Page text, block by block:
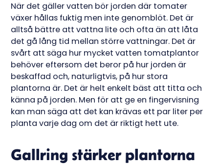
När det gäller vatten bör jorden där tomater
växer hållas fuktig men inte genomblöt. Det är
alltså bättre att vattna lite och ofta än att låta
det gå lång tid mellan större vattningar. Det är
svårt att säga hur mycket vatten tomatplantor
behöver eftersom det beror på hur jorden är
beskaffad och, naturligtvis, på hur stora
plantorna är. Det är helt enkelt bäst att titta och
känna på jorden. Men för att ge en fingervisning
kan man säga att det kan krävas ett par liter per
planta varje dag om det är riktigt hett ute.
Gallring stärker plantorna